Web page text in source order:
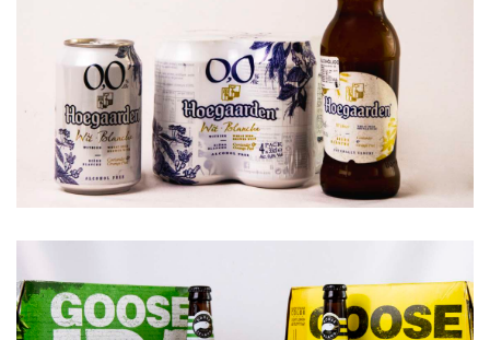
A la variedad de Patagonia que yá...